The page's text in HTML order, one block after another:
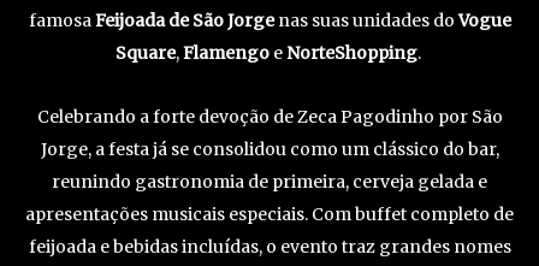
famosaFeijoada de São Jorgenas suas unidades doVogue
Square,FlamengoeNorteShopping.
Celebrando a forte devoção de Zeca Pagodinho por São
Jorge, a festa já se consolidou como um clássico do bar,
reunindo gastronomia de primeira, cerveja gelada e
apresentações musicais especiais. Com buffet completo de
feijoada e bebidas incluídas, o evento traz grandes nomes